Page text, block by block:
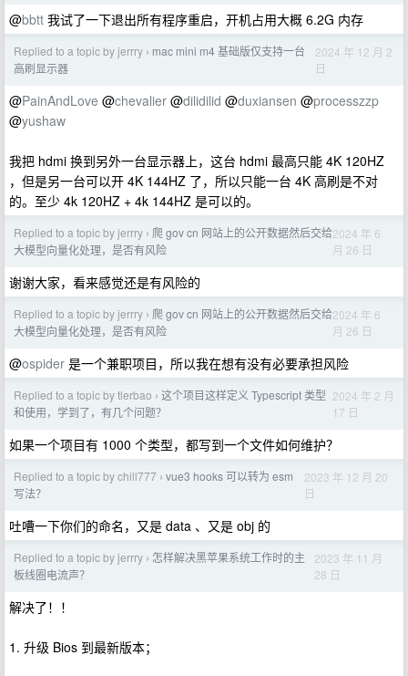
@bbtt 我试了一下退出所有程序重启，开机占用大概 6.2G 内存
Replied to a topic by jerrry › mac mini m4 基础版仅支持一台
高刷显示器
2024 年 12 月 2
日
@PainAndLove @chevalier @dilidilid @duxiansen @processzzp
@yushaw
我把 hdmi 换到另外一台显示器上，这台 hdmi 最高只能 4K 120HZ
，但是另一台可以开 4K 144HZ 了，所以只能一台 4K 高刷是不对
的。至少 4k 120HZ + 4k 144HZ 是可以的。
Replied to a topic by jerrry › 爬 gov cn 网站上的公开数据然后交给
大模型向量化处理，是否有风险
2024 年 6
月 26 日
谢谢大家，看来感觉还是有风险的
Replied to a topic by jerrry › 爬 gov cn 网站上的公开数据然后交给
大模型向量化处理，是否有风险
2024 年 6
月 26 日
@ospider 是一个兼职项目，所以我在想有没有必要承担风险
Replied to a topic by tlerbao › 这个项目这样定义 Typescript 类型
和使用，学到了，有几个问题？
2024 年 2 月
17 日
如果一个项目有 1000 个类型，都写到一个文件如何维护？
Replied to a topic by chill777 › vue3 hooks 可以转为 esm
写法？
2023 年 12 月 20
日
吐嘈一下你们的命名，又是 data 、又是 obj 的
Replied to a topic by jerrry › 怎样解决黑苹果系统工作时的主
板线圈电流声？
2023 年 11 月
28 日
解决了！！
1. 升级 Bios 到最新版本；